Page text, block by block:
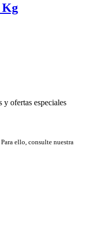
y ofertas especiales
ello, consulte nuestra